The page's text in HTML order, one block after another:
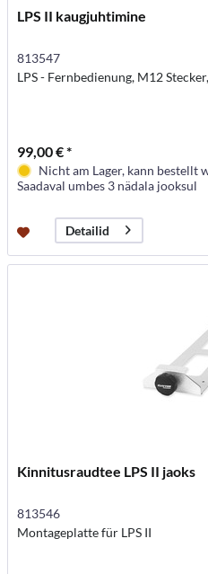
LPS II kaugjuhtimine
813547
LPS - Fernbedienung, M12
99,00 € *
Nicht am Lager, kann bestellt
Saadaval umbes 3 nädala jooksul
Detailid
Kinnitusraudtee LPS II jaoks
813546
Montageplatte für LPS II